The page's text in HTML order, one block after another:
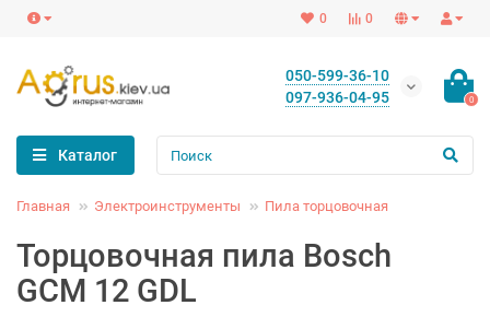
0
0
050-599-36-10
097-936-04-95
0
Каталог
Главная Электроинструменты Пила торцовочная
Торцовочная пила Bosch
GCM 12 GDL